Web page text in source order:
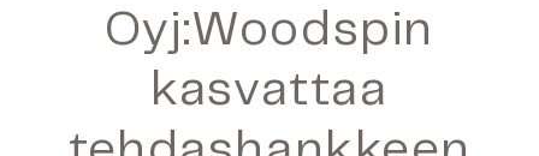
Oyj:Woodspin
kasvattaa